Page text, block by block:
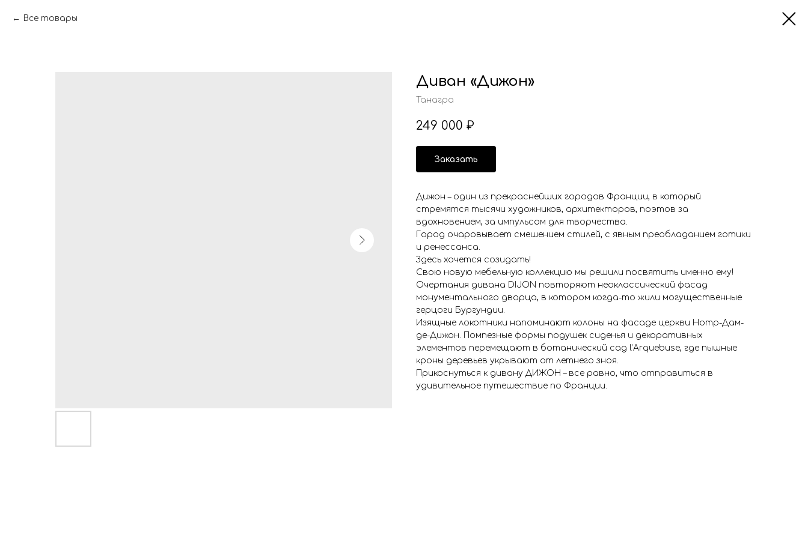
Все товары
Диван «Дижон»
Танагра
249 000 ₽
Заказать
Дижон – один из прекраснейших городов Франции, в который
стремятся тысячи художников, архитекторов, поэтов за
вдохновением, за импульсом для творчества.
Город очаровывает смешением стилей, с явным преобладанием готики
и ренессанса.
Здесь хочется созидать!
Свою новую мебельную коллекцию мы решили посвятить именно ему!
Очертания дивана DIJON повторяют неоклассический фасад
монументального дворца, в котором когда-то жили могущественные
герцоги Бургундии.
Изящные локотники напоминают колоны на фасаде церкви Нотр-Дам-
де-Дижон. Помпезные формы подушек сиденья и декоративных
элементов перемещают в ботанический сад l’Arquebuse, где пышные
кроны деревьев укрывают от летнего зноя.
Прикоснуться к дивану ДИЖОН – все равно, что отправиться в
удивительное путешествие по Франции.